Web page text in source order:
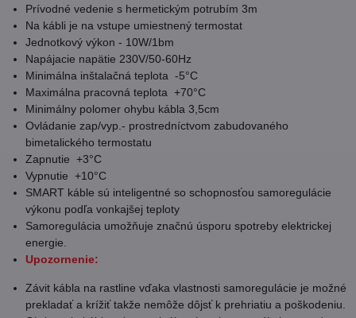
Prívodné vedenie s hermetickým potrubím 3m
Na kábli je na vstupe umiestnený termostat
Jednotkový výkon - 10W/1bm
Napájacie napätie 230V/50-60Hz
Minimálna inštalačná teplota -5°C
Maximálna pracovná teplota +70°C
Minimálny polomer ohybu kábla 3,5cm
Ovládanie zap/vyp.- prostredníctvom zabudovaného
bimetalického termostatu
Zapnutie +3°C
Vypnutie +10°C
SMART káble sú inteligentné so schopnosťou samoregulácie
výkonu podľa vonkajšej teploty
Samoregulácia umožňuje značnú úsporu spotreby elektrickej
energie.
Upozornenie:
Závit kábla na rastline vďaka vlastnosti samoregulácie je možné
prekladať a krížiť takže nemôže dôjsť k prehriatiu a poškodeniu.